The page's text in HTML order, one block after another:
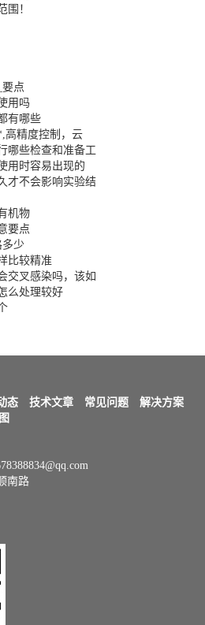
围！
点
用吗
有哪些
高精度控制，云
哪些检查和准备工
用时容易出现的
才不会影响实验结
机物
要点
多少
比较精准
交叉感染吗，该如
么处理较好
态 技术文章 常见问题
解决方案
南路